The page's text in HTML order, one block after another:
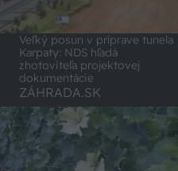
Veľký posun v príprave tunela
Karpaty: NDS hľadá
zhotoviteľa projektovej
dokumentácie
ZÁHRADA.SK